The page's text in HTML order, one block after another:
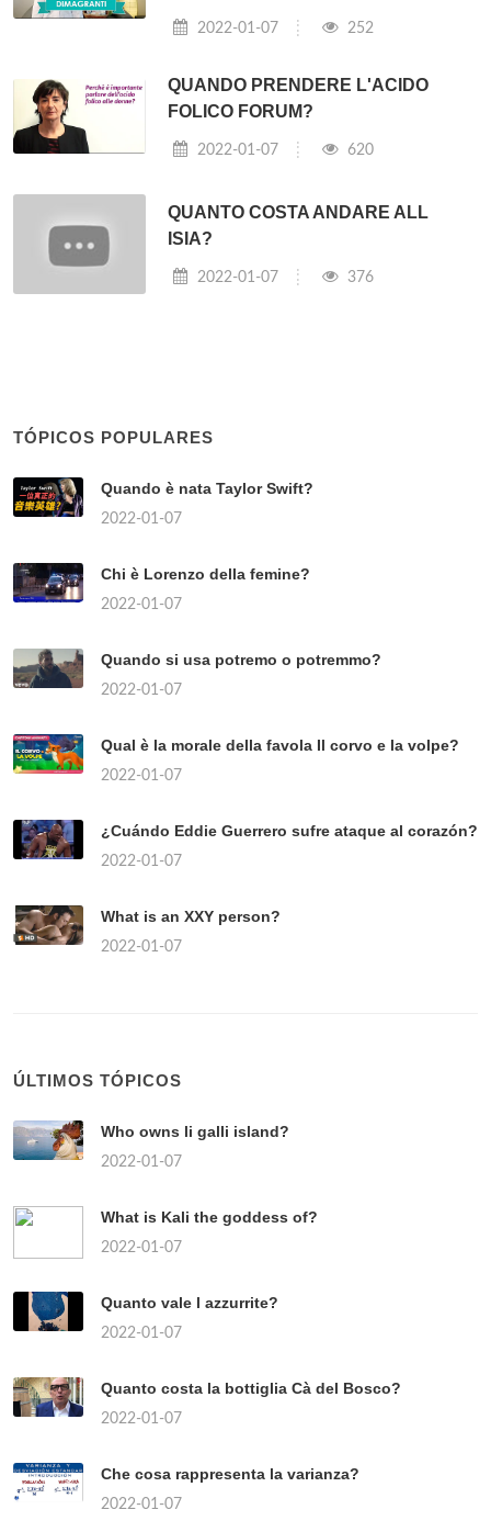
2022-01-07 252
QUANDO PRENDERE L'ACIDO
FOLICO FORUM?
2022-01-07 620
QUANTO COSTA ANDARE ALL
ISIA?
2022-01-07 376
TÓPICOS POPULARES
Quando è nata Taylor Swift?
2022-01-07
Chi è Lorenzo della femine?
2022-01-07
Quando si usa potremo o potremmo?
2022-01-07
Qual è la morale della favola Il corvo e la volpe?
2022-01-07
¿Cuándo Eddie Guerrero sufre ataque al corazón?
2022-01-07
What is an XXY person?
2022-01-07
ÚLTIMOS TÓPICOS
Who owns li galli island?
2022-01-07
What is Kali the goddess of?
2022-01-07
Quanto vale l azzurrite?
2022-01-07
Quanto costa la bottiglia Cà del Bosco?
2022-01-07
Che cosa rappresenta la varianza?
2022-01-07